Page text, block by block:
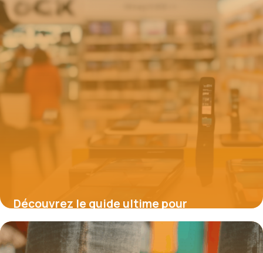
Découvrez le guide ultime pour
économiser massivement sur vos achats
de smartphones chez Cdiscount